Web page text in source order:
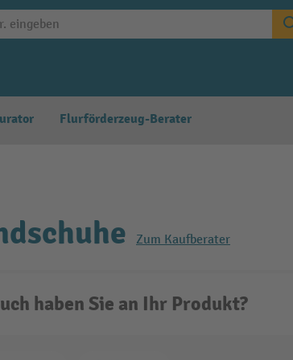
Flurförderzeug-Berater
Zum Kaufberater
haben Sie an Ihr Produkt?